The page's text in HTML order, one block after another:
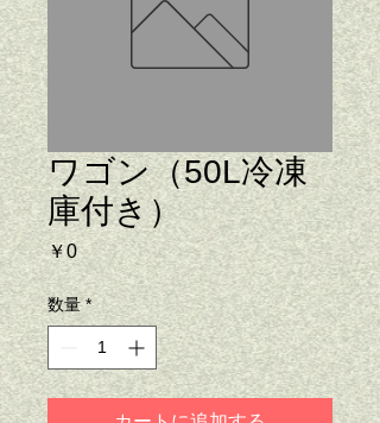
ワゴン（50L冷凍
庫付き）
￥0価
格
数量 *